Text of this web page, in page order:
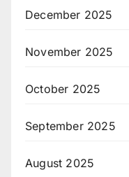
December 2025
November 2025
October 2025
September 2025
August 2025